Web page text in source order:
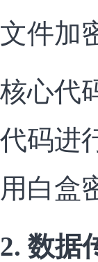
文件加
核心代
代码进
用白盒
2. 数据